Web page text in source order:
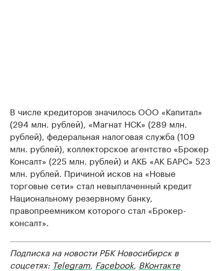
В числе кредиторов значилось ООО «Капитал»
(294 млн. рублей), «Магнат НСК» (289 млн.
рублей), федеральная налоговая служба (109
млн. рублей), коллекторское агентство «Брокер
Консалт» (225 млн. рублей) и АКБ «АК БАРС» 523
млн. рублей. Причиной исков на «Новые
торговые сети» стал невыплаченный кредит
Национальному резервному банку,
правопреемником которого стал «Брокер-
консалт».
Подписка на новости РБК Новосибирск в
соцсетях: Telegram Facebook, ВКонтакте